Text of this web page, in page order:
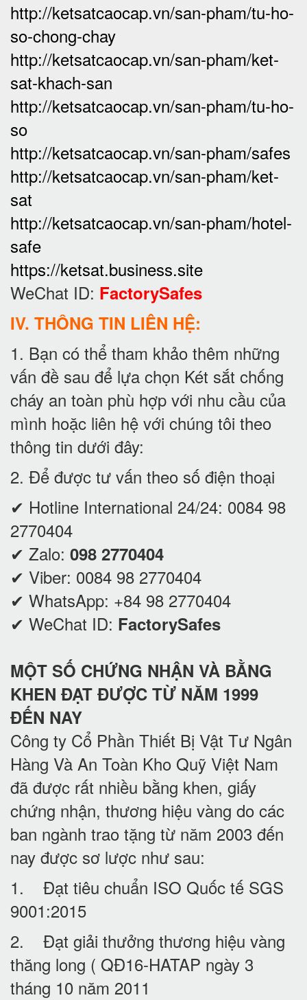
http://ketsatcaocap.vn/san-pham/tu-ho-
so-chong-chay
http://ketsatcaocap.vn/san-pham/ket-
sat-khach-san
http://ketsatcaocap.vn/san-pham/tu-ho-
so
http://ketsatcaocap.vn/san-pham/safes
http://ketsatcaocap.vn/san-pham/ket-
sat
http://ketsatcaocap.vn/san-pham/hotel-
safe
https://ketsat.business.site
WeChat ID: FactorySafes
IV. THÔNG TIN LIÊN HỆ:
1. Bạn có thể tham khảo thêm những
vấn đề sau để lựa chọn Két sắt chống
cháy an toàn phù hợp với nhu cầu của
mình hoặc liên hệ với chúng tôi theo
thông tin dưới đây:
2. Để được tư vấn theo số điện thoại
✔ Hotline International 24/24: 0084 98
2770404
✔ Zalo: 098 2770404
✔ Viber: 0084 98 2770404
✔ WhatsApp: +84 98 2770404
✔ WeChat ID: FactorySafes
MỘT SỐ CHỨNG NHẬN VÀ BẰNG
KHEN ĐẠT ĐƯỢC TỪ NĂM 1999
ĐẾN NAY
Công ty Cổ Phần Thiết Bị Vật Tư Ngân
Hàng Và An Toàn Kho Quỹ Việt Nam
đã được rất nhiều bằng khen, giấy
chứng nhận, thương hiệu vàng do các
ban ngành trao tặng từ năm 2003 đến
nay được sơ lược như sau:
1. Đạt tiêu chuẩn ISO Quốc tế SGS
9001:2015
2. Đạt giải thưởng thương hiệu vàng
thăng long ( QĐ16-HATAP ngày 3
tháng 10 năm 2011